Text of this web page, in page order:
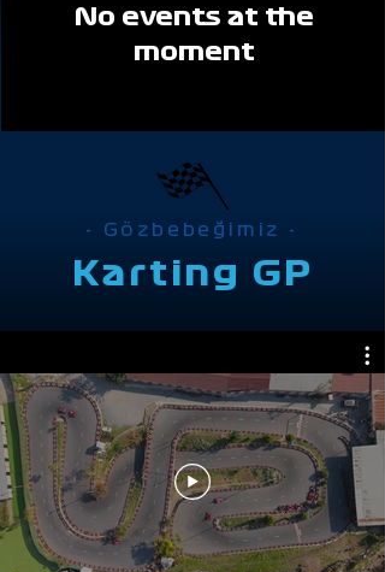
No events at the
moment
- Gözbebeğimiz -
Karting GP